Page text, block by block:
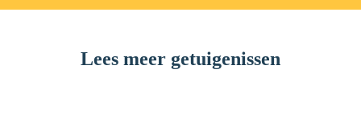
Lees meer getuigenissen